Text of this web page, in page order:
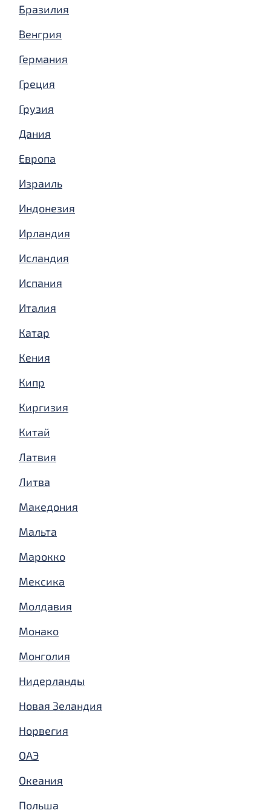
Бразилия
Венгрия
Германия
Греция
Грузия
Дания
Европа
Израиль
Индонезия
Ирландия
Исландия
Испания
Италия
Катар
Кения
Кипр
Киргизия
Китай
Латвия
Литва
Македония
Мальта
Марокко
Мексика
Молдавия
Монако
Монголия
Нидерланды
Новая Зеландия
Норвегия
ОАЭ
Океания
Польша